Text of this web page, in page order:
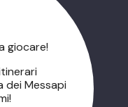
giocare!
dei Messapi